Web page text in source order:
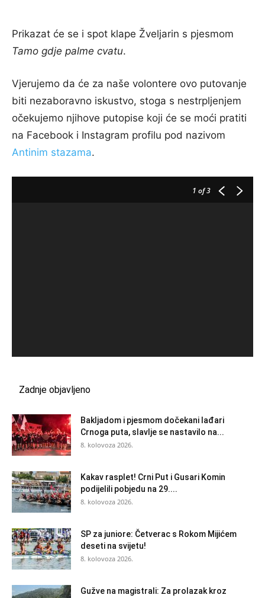
Prikazat će se i spot klape Žveljarin s pjesmom
Tamo gdje palme cvatu.
Vjerujemo da će za naše volontere ovo putovanje
biti nezaboravno iskustvo, stoga s nestrpljenjem
očekujemo njihove putopise koji će se moći pratiti
na Facebook i Instagram profilu pod nazivom
Antinim stazama.
1 of 3
Zadnje objavljeno
Bakljadom i pjesmom dočekani lađari
Crnoga puta, slavlje se nastavilo na...
8. kolovoza 2026.
Kakav rasplet! Crni Put i Gusari Komin
podijelili pobjedu na 29....
8. kolovoza 2026.
SP za juniore: Četverac s Rokom Mijićem
deseti na svijetu!
8. kolovoza 2026.
Gužve na magistrali: Za prolazak kroz